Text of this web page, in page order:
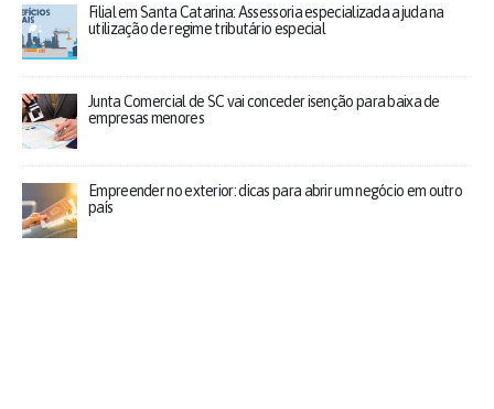
Filial em Santa Catarina: Assessoria especializada ajuda na
utilização de regime tributário especial
Junta Comercial de SC vai conceder isenção para baixa de
empresas menores
Empreender no exterior: dicas para abrir um negócio em outro
país